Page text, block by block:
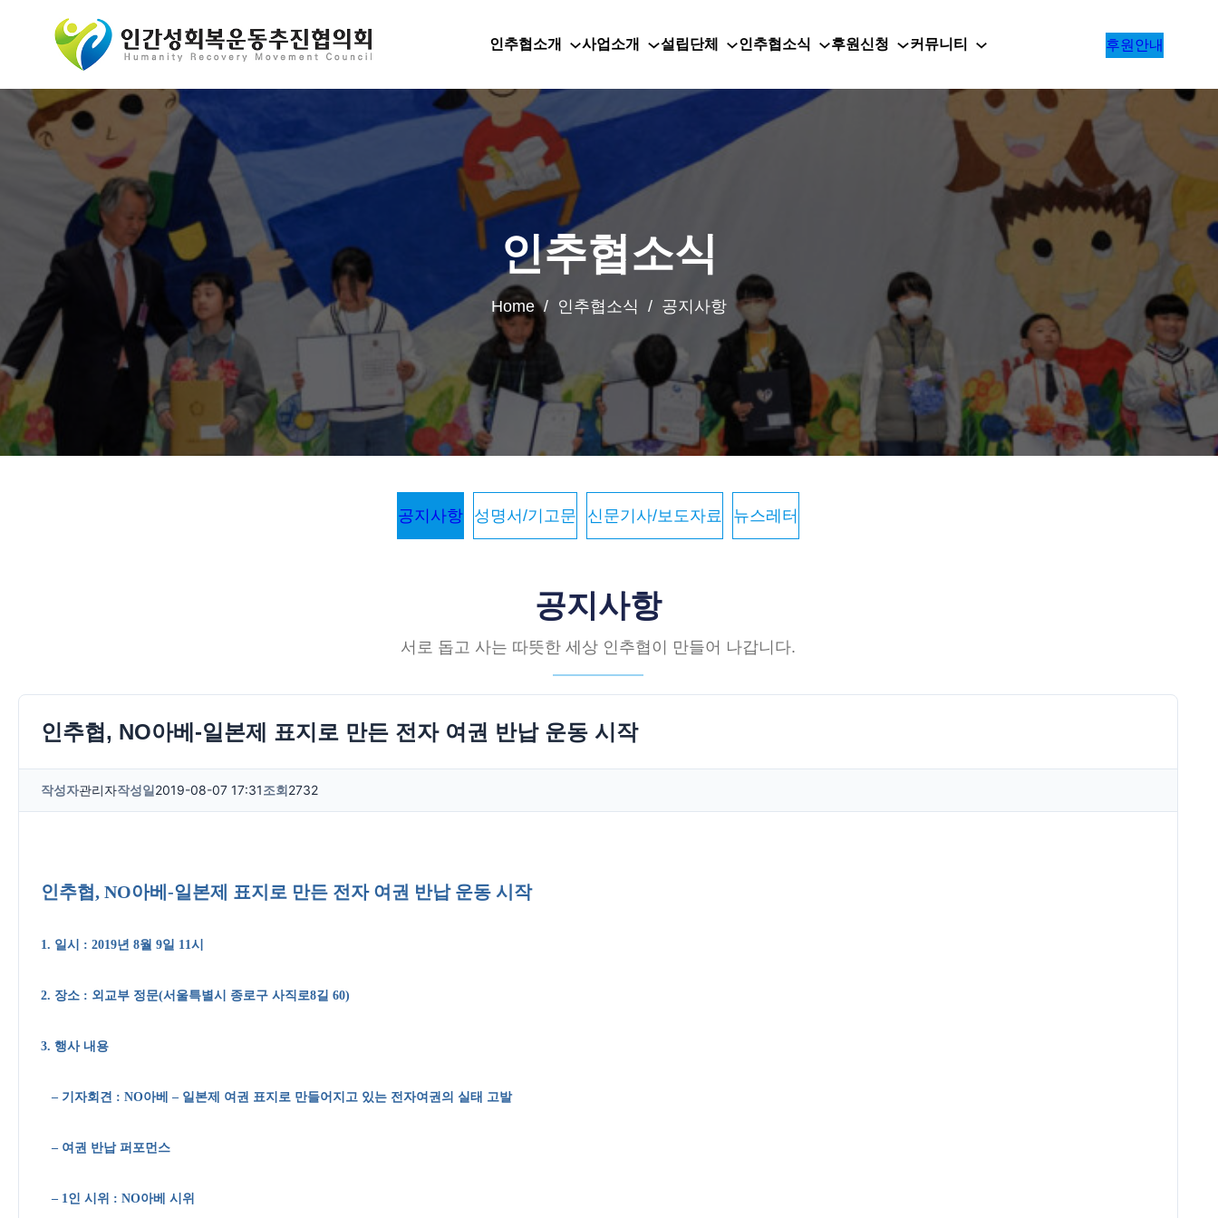
로
인추협소개 사업소개 설립단체 인추협소식 후원신청 커뮤니티 후원안내
인추협소식
Home / 인추협소식 / 공지사항
공지사항 성명서/기고문 신문기사/보도자료 뉴스레터
공지사항
서로 돕고 사는 따뜻한 세상 인추협이 만들어 나갑니다.
인추협, NO아베-일본제 표지로 만든 전자 여권 반납 운동 시작
작성자관리자작성일2019-08-07 17:31조회2732
인추협, NO아베-일본제 표지로 만든 전자 여권 반납 운동 시작
1. 일시 : 2019년 8월 9일 11시
2. 장소 : 외교부 정문(서울특별시 종로구 사직로8길 60)
3. 행사 내용
– 기자회견 : NO아베 – 일본제 여권 표지로 만들어지고 있는 전자여권의 실태 고발
– 여권 반납 퍼포먼스
– 1인 시위 : NO아베 시위